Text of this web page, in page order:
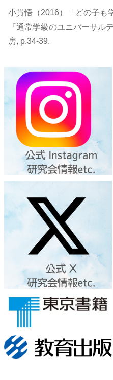
小貫悟（2016）「どの子も
『通常学級のユニバーサル
房, p.34-39.